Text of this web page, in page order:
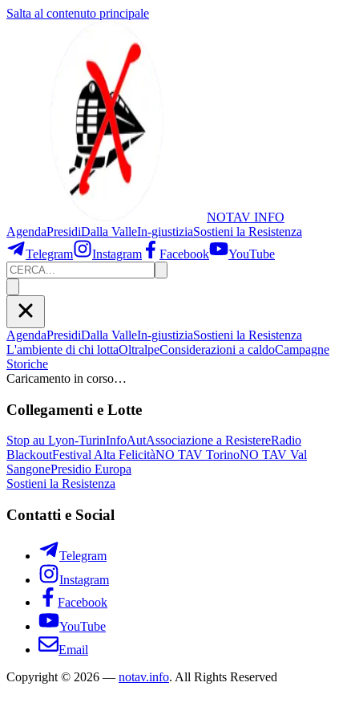
Salta al contenuto principale
NOTAV INFO
AgendaPresidiDalla ValleIn-giustiziaSostieni la Resistenza
Telegram
Instagram Facebook YouTube
AgendaPresidiDalla ValleIn-giustiziaSostieni la Resistenza
L'ambiente di chi lottaOltralpeConsiderazioni a caldoCampagne
Storiche
Caricamento in corso…
Collegamenti e Lotte
Stop au Lyon-TurinInfoAutAssociazione a ResistereRadio
BlackoutFestival Alta FelicitàNO TAV TorinoNO TAV Val
SangonePresidio Europa
Sostieni la Resistenza
Contatti e Social
Telegram
Instagram
Facebook
YouTube
Email
Copyright © 2026 — notav.info. All Rights Reserved